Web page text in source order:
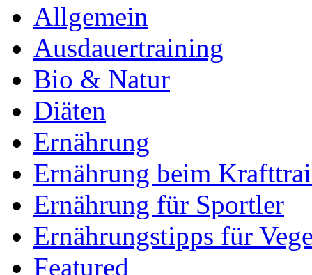
Allgemein
Ausdauertraining
Bio & Natur
Diäten
Ernährung
Ernährung beim
Ernährung für Sportler
Ernährungstipps für
Featured